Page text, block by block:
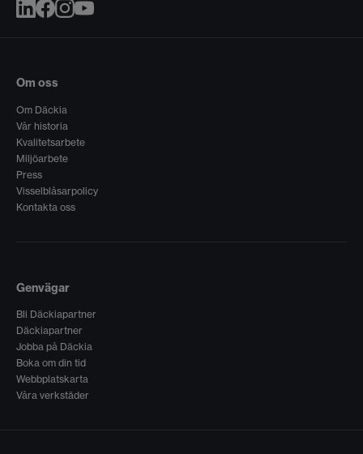
Om oss
Om Däckia
Vår historia
Kvalitetsarbete
Miljöarbete
Press
Visselblåsarpolicy
Kontakta oss
Genvägar
Bli Däckiapartner
Däckiapartner
Jobba på Däckia
Boka om din tid
Webbplatskarta
Våra verkstäder